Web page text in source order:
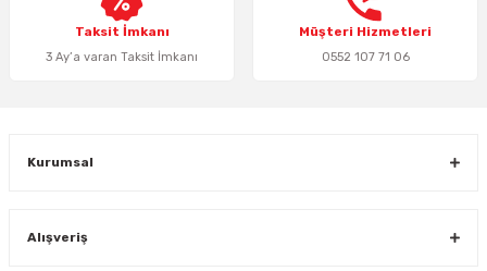
Taksit İmkanı
3 Ay’a varan Taksit İmkanı
Müşteri Hizmetleri
0552 107 71 06
Kurumsal
Alışveriş